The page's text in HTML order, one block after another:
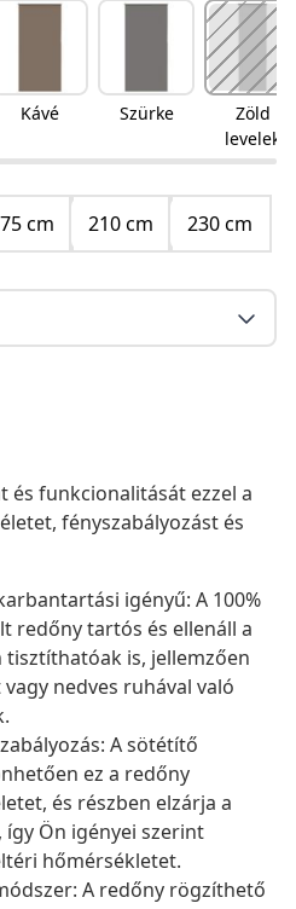
Kávé Szürke
Zöld
levelek
cm 210 cm
230 cm
és funkcionalitását ezzel a
fényszabályozást és
igényű: A 100%
redőny tartós és ellenáll a
tisztíthatóak is, jellemzően
nedves ruhával való
A sötétítő
ez a redőny
és részben elzárja a
Ön igényei szerint
hőmérsékletet.
A redőny rögzíthető